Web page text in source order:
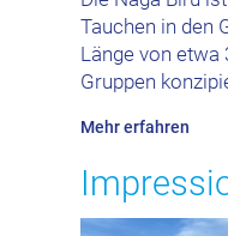
Tauchen in den
Länge von etwa
Gruppen
Mehr erfahren